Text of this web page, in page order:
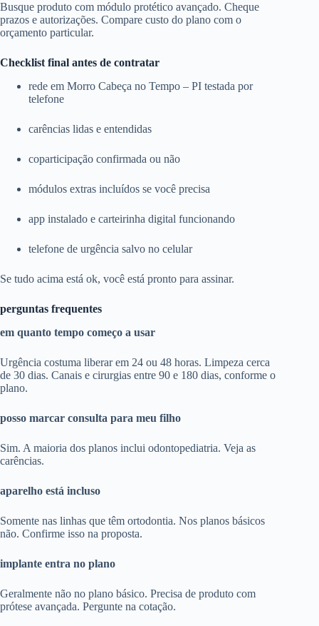
Busque produto com módulo protético avançado. Cheque
prazos e autorizações. Compare custo do plano com o
orçamento particular.
Checklist final antes de contratar
rede em Morro Cabeça no Tempo – PI testada por
telefone
carências lidas e entendidas
coparticipação confirmada ou não
módulos extras incluídos se você precisa
app instalado e carteirinha digital funcionando
telefone de urgência salvo no celular
Se tudo acima está ok, você está pronto para assinar.
perguntas frequentes
em quanto tempo começo a usar
Urgência costuma liberar em 24 ou 48 horas. Limpeza cerca
de 30 dias. Canais e cirurgias entre 90 e 180 dias, conforme o
plano.
posso marcar consulta para meu filho
Sim. A maioria dos planos inclui odontopediatria. Veja as
carências.
aparelho está incluso
Somente nas linhas que têm ortodontia. Nos planos básicos
não. Confirme isso na proposta.
implante entra no plano
Geralmente não no plano básico. Precisa de produto com
prótese avançada. Pergunte na cotação.